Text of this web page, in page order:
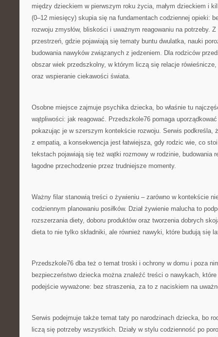
między dzieckiem w pierwszym roku życia, małym dzieckiem i
(0–12 miesięcy) skupia się na fundamentach codziennej opieki:
rozwoju zmysłów, bliskości i uważnym reagowaniu na potrzeby.
przestrzeń, gdzie pojawiają się tematy buntu dwulatka, nauki
budowania nawyków związanych z jedzeniem. Dla rodziców
obszar wiek przedszkolny, w którym liczą się relacje
oraz wspieranie ciekawości świata.
Osobne miejsce zajmuje psychika dziecka, bo właśnie tu
wątpliwości: jak reagować. Przedszkole76 pomaga
pokazując je w szerszym kontekście rozwoju. Serwis podkreśla,
z empatią, a konsekwencja jest łatwiejsza, gdy rodzic wie, co
tekstach pojawiają się też wątki rozmowy w rodzinie, budowania
łagodne przechodzenie przez trudniejsze momenty.
Ważny filar stanowią treści o żywieniu – zarówno w kontekście
codziennym planowaniu posiłków. Dział żywienie malucha to
rozszerzania diety, doboru produktów oraz tworzenia dobrych
dieta to nie tylko składniki, ale również nawyki, które budują się
Przedszkole76 dba też o temat troski i ochrony w domu i poza
bezpieczeństwo dziecka można znaleźć treści o nawykach,
podejście wyważone: bez straszenia, za to z naciskiem na
Serwis podejmuje także temat taty po narodzinach dziecka, bo
liczą się potrzeby wszystkich. Działy w stylu codzienność po